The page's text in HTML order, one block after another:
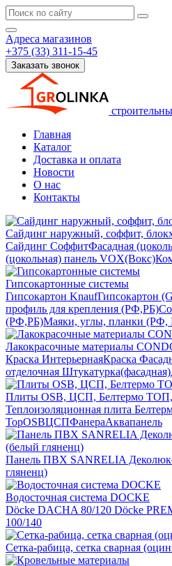
Адреса магазинов
+375 (33) 311-15-45
Заказать звонок
Главная
Каталог
Доставка и оплата
Новости
О нас
Контакты
Сайдинг наружный, соффит,
Сайдинг СоффитФасадная
(цокольная) панель VOX(Вокс)
Гипсокартонные системы
Гипсокартон KnaufГипсокартон
профиль для крепления (РФ,РБ)
(РФ,РБ)Маяки, углы, планки (РФ,
Лакокрасочные материалы
Краска ИнтерьернаяКраска
отделочная Штукатурка(фасадная)
Плиты OSB, ЦСП, Белтермо ТОП,
Теплоизоляционная плита
TopOSBЦСПФанераАквапанель
Панель ПВХ SANRELIA
гляненц)
Водосточная система DOCKE
Döсkе DACHA 80/120 Döcke
100/140
Сетка-рабица, сетка сварная